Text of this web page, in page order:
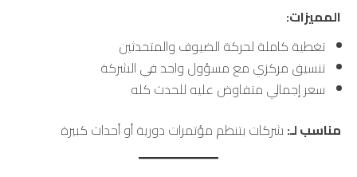
المميزات:
تغطية كاملة لحركة الضيوف والمتحدثين
تنسيق مركزي مع مسؤول واحد في الشركة
سعر إجمالي متفاوض عليه للحدث كله
مناسب لـ: شركات بتنظم مؤتمرات دورية أو أحداث كبيرة